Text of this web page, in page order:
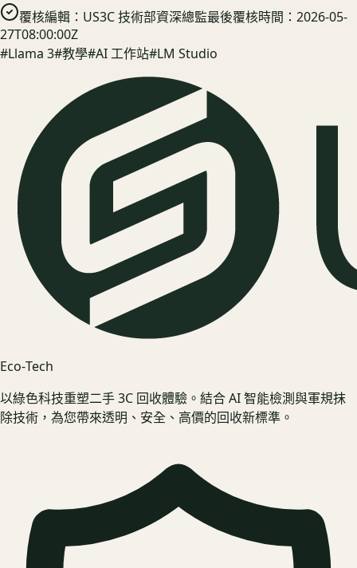
覆核編輯： US3C 技術部資深總監最後覆核時間： 2026-05-
27T08:00:00Z
#Llama 3#教學#AI 工作站#LM Studio
Eco‑Tech
以綠色科技重塑二手 3C 回收體驗。結合 AI 智能檢測與軍規抹
除技術，為您帶來透明、安全、高價的回收新標準。